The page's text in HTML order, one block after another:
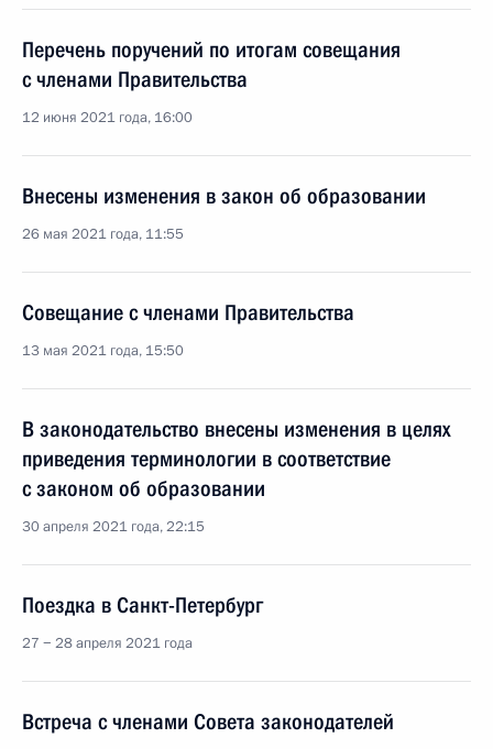
Перечень поручений по итогам совещания
с членами Правительства
12 июня 2021 года, 16:00
Внесены изменения в закон об образовании
26 мая 2021 года, 11:55
Совещание с членами Правительства
13 мая 2021 года, 15:50
В законодательство внесены изменения в целях
приведения терминологии в соответствие
с законом об образовании
30 апреля 2021 года, 22:15
Поездка в Санкт-Петербург
27 − 28 апреля 2021 года
Встреча с членами Совета законодателей